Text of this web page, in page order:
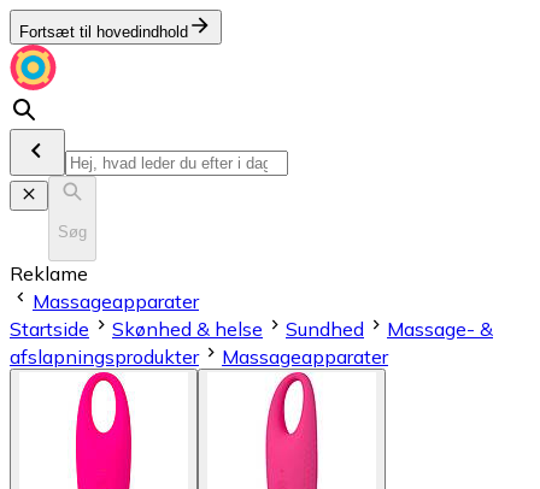
Fortsæt til hovedindhold
Søg
Reklame
Massageapparater
Startside
Skønhed & helse Sundhed
Massage- &
afslapningsprodukter
Massageapparater